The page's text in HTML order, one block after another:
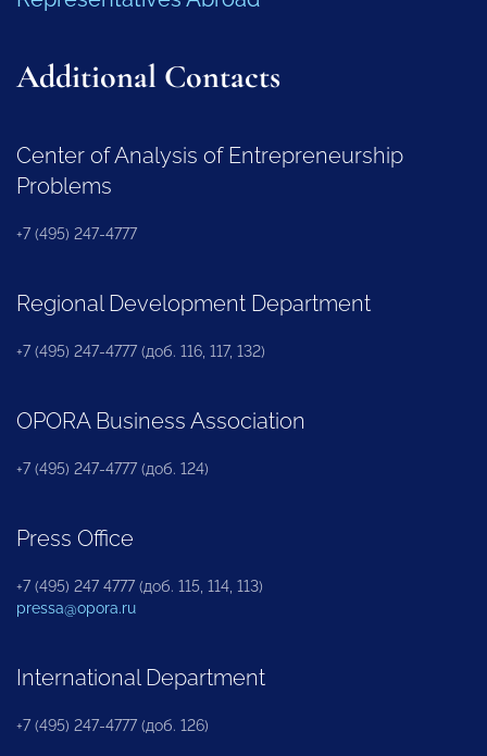
Additional Contacts
Center of Analysis of Entrepreneurship
Problems
+7 (495) 247-4777
Regional Development Department
+7 (495) 247-4777 (доб. 116, 117, 132)
OPORA Business Association
+7 (495) 247-4777 (доб. 124)
Press Office
+7 (495) 247 4777 (доб. 115, 114, 113)
pressa@opora.ru
International Department
+7 (495) 247-4777 (доб. 126)